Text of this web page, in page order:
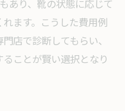
あり、靴の状態に応じて
ます。こうした費用例
店で診断してもらい、
ことが賢い選択となり